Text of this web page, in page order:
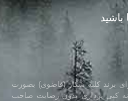
باشید
برند کلبه شکار (قاضوی) بصورت
کپی برداری بدون رضایت صاحب